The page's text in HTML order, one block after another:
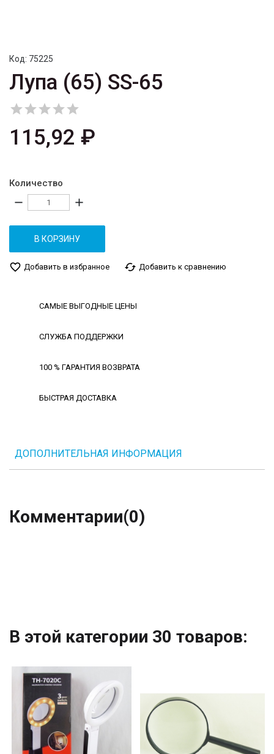
Код: 75225
Лупа (65) SS-65

115,92 ₽
Количество
remove add
В КОРЗИНУ
favorite_border Добавить в избранное cached Добавить к сравнению
САМЫЕ ВЫГОДНЫЕ ЦЕНЫ
СЛУЖБА ПОДДЕРЖКИ
100 % ГАРАНТИЯ ВОЗВРАТА
БЫСТРАЯ ДОСТАВКА
ДОПОЛНИТЕЛЬНАЯ ИНФОРМАЦИЯ
Комментарии(0)
В этой категории 30 товаров: